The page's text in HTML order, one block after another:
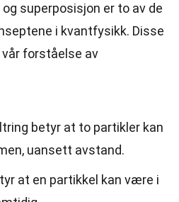
superposisjon er to av de
i kvantfysikk. Disse
forståelse av
betyr at to partikler kan
uansett avstand.
at en partikkel kan være i